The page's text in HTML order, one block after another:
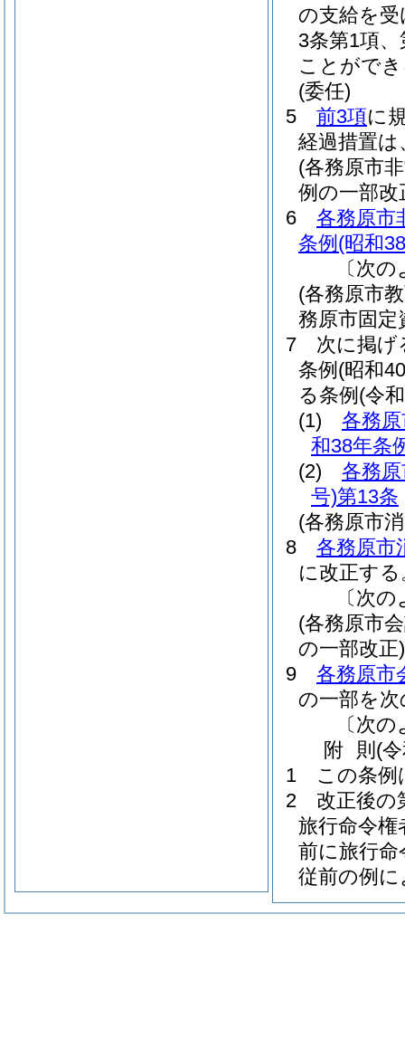
の支給を
3条第1項
ことがで
(委任)
5
前3項に
経過措置
(各務原市
例の一部改
6
各務原市
条例 (昭和
〔次
(各務原市
務原市固定
7
次に掲げ
条例 (昭和
る条例 (令
(1)
各務
和38年条
(2)
各務
号)第13条
(各務原市
8
各務原市
に改正する
〔次
(各務原市
の一部改正)
9
各務原市
の一部を
〔次
附 則 (
1
この条例
2
改正後の
旅行命令
前に旅行
従前の例